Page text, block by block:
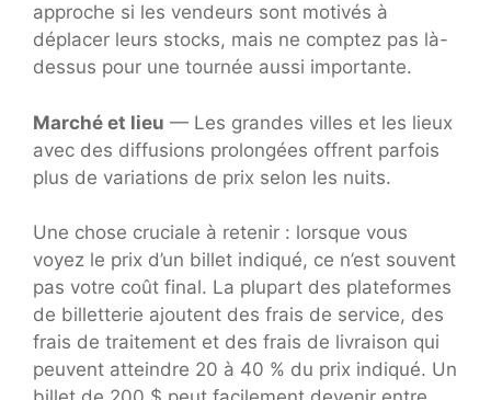
approche si les vendeurs sont motivés à
déplacer leurs stocks, mais ne comptez pas là-
dessus pour une tournée aussi importante.
Marché et lieu — Les grandes villes et les lieux
avec des diffusions prolongées offrent parfois
plus de variations de prix selon les nuits.
Une chose cruciale à retenir : lorsque vous
voyez le prix d’un billet indiqué, ce n’est souvent
pas votre coût final. La plupart des plateformes
de billetterie ajoutent des frais de service, des
frais de traitement et des frais de livraison qui
peuvent atteindre 20 à 40 % du prix indiqué. Un